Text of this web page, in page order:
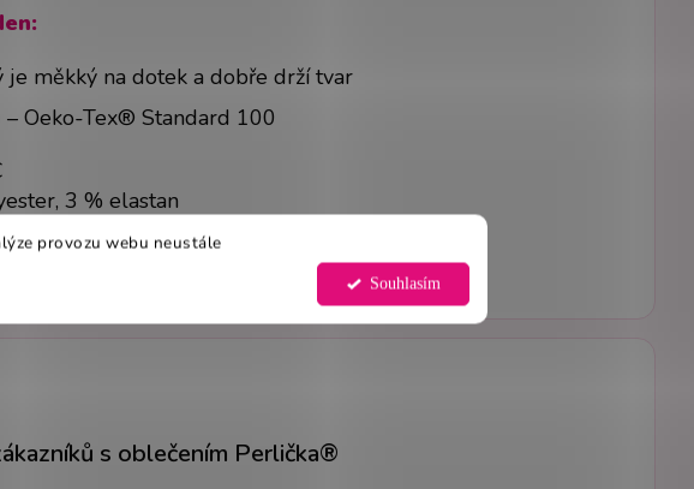
provozu webu neustále
Souhlasím
je měkký na dotek a dobře drží tvar
Oeko-Tex® Standard 100
3 % elastan
s oblečením Perlička®